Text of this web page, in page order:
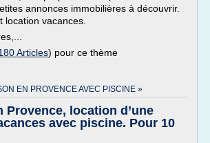
annonces immobilières à découvrir.
location vacances.
Articles) pour ce thème
EN PROVENCE AVEC PISCINE »
Provence, location d’une
avec piscine. Pour 10